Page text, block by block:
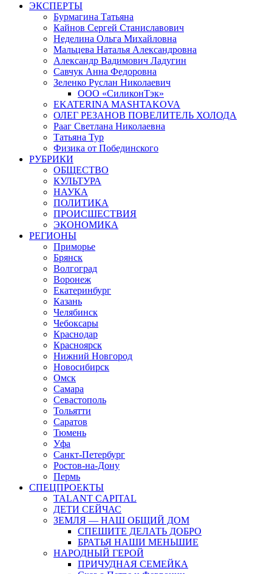
ЭКСПЕРТЫ
Бурмагина Татьяна
Кайнов Сергей Станиславович
Неделина Ольга Михайловна
Мальцева Наталья Александровна
Александр Вадимович Ладугин
Савчук Анна Федоровна
Зеленко Руслан Николаевич
ООО «СиликонТэк»
EKATERINA MASHTAKOVA
ОЛЕГ РЕЗАНОВ ПОВЕЛИТЕЛЬ ХОЛОДА
Рааг Светлана Николаевна
Татьяна Тур
Физика от Побединского
РУБРИКИ
ОБЩЕСТВО
КУЛЬТУРА
НАУКА
ПОЛИТИКА
ПРОИСШЕСТВИЯ
ЭКОНОМИКА
РЕГИОНЫ
Приморье
Брянск
Волгоград
Воронеж
Екатеринбург
Казань
Челябинск
Чебоксары
Краснодар
Красноярск
Нижний Новгород
Новосибирск
Омск
Самара
Севастополь
Тольятти
Саратов
Тюмень
Уфа
Санкт-Петербург
Ростов-на-Дону
Пермь
СПЕЦПРОЕКТЫ
TALANT CAPITAL
ДЕТИ СЕЙЧАС
ЗЕМЛЯ — НАШ ОБЩИЙ ДОМ
СПЕШИТЕ ДЕЛАТЬ ДОБРО
БРАТЬЯ НАШИ МЕНЬШИЕ
НАРОДНЫЙ ГЕРОЙ
ПРИЧУДНАЯ СЕМЕЙКА